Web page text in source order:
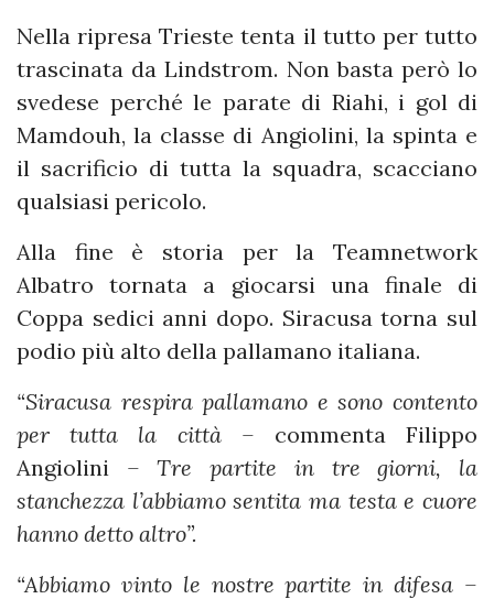
Nella ripresa Trieste tenta il tutto per tutto
trascinata da Lindstrom. Non basta però lo
svedese perché le parate di Riahi, i gol di
Mamdouh, la classe di Angiolini, la spinta e
il sacrificio di tutta la squadra, scacciano
qualsiasi pericolo.
Alla fine è storia per la Teamnetwork
Albatro tornata a giocarsi una finale di
Coppa sedici anni dopo. Siracusa torna sul
podio più alto della pallamano italiana.
“Siracusa respira pallamano e sono contento
per tutta la città – commenta Filippo
Angiolini – Tre partite in tre giorni, la
stanchezza l’abbiamo sentita ma testa e cuore
hanno detto altro”.
“Abbiamo vinto le nostre partite in difesa –